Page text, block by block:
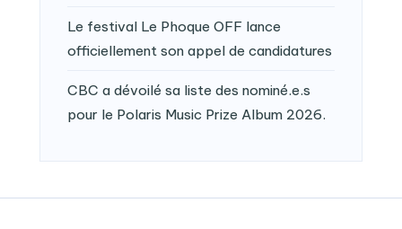
Le festival Le Phoque OFF lance
officiellement son appel de candidatures
CBC a dévoilé sa liste des nominé.e.s
pour le Polaris Music Prize Album 2026.